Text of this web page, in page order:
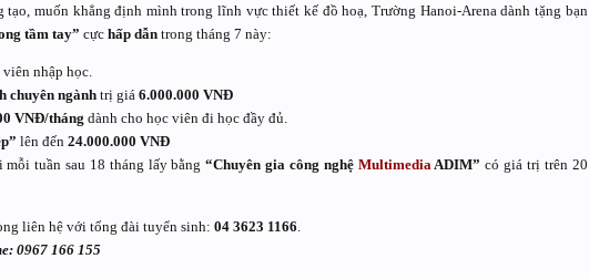
tạo, muốn khẳng định mình trong lĩnh vực thiết kế đồ hoạ, Trường Hanoi-Arena dành tặng bạn
tầm tay” cực hấp dẫn trong tháng 7 này:
nhập học.
chuyên ngànhtrị giá 6.000.000 VNĐ
VNĐ/tháng dành cho học viên đi học đầy đủ.
lên đến 24.000.000 VNĐ
tuần sau 18 tháng lấy bằng“Chuyên gia công nghệ MultimediaADIM” có giá trị trên 20
liên hệ với tổng đài tuyển sinh: 04 3623 1166
0967 166 155